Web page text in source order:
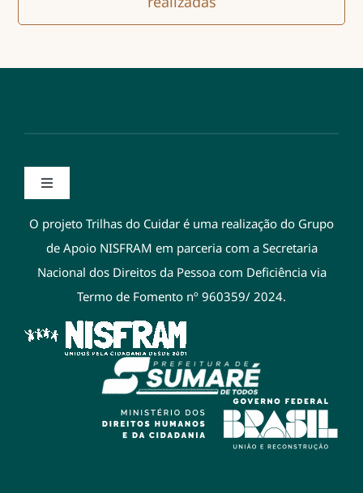
Toggle
Transparência
O projeto Trilhas do Cuidar é uma realização do Grupo
de Apoio NISFRAM em parceria com a Secretaria
Nacional dos Direitos da Pessoa com Deficiência via
Termo de Fomento nº 960359/ 2024.